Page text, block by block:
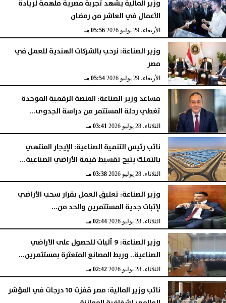
وزير المالية يشهد تجربة مصرية ملهمة لريادة
الأعمال في العاشر من رمضان
الأربعاء، 29 يوليو 2026 05:56 مـ
وزير الصناعة: نرحب بالشركات الهندية للعمل في
مصر
الأربعاء، 29 يوليو 2026 05:54 مـ
مساعد وزير الصناعة: المنصة الرقمية الموحدة
تغطي رحلة المستثمر من دراسة الجدوى...
الثلاثاء، 28 يوليو 2026 03:41 مـ
نائب رئيس التنمية الصناعية: الإيجار المنتهي
بالتملك يتيح تقسيط قيمة الأراضي الصناعية...
الثلاثاء، 28 يوليو 2026 03:38 مـ
وزير الصناعة: تعليق العمل بقرار سحب الأراضي
لإثبات جدية المستثمرين والحد من...
الثلاثاء، 28 يوليو 2026 02:44 مـ
وزير الصناعة: 9 آليات للحصول على الأراضي
الصناعية.. وربط المصانع المتعثرة بمستثمرين...
الثلاثاء، 28 يوليو 2026 02:42 مـ
نائب وزير المالية: مصر قفزت 10 درجات في المؤشر